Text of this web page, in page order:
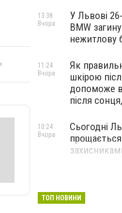
У Львові
BMW
нежитлову
13:38
Вчора
Як
шкірою
допоможе
після
11:24
Вчора
Сьогодні
10:24
Вчора
ТОП НОВИНИ